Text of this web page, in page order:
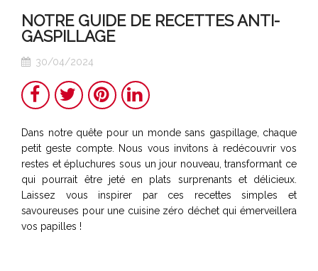
NOTRE GUIDE DE RECETTES ANTI-
GASPILLAGE
30/04/2024
Dans notre quête pour un monde sans gaspillage, chaque
petit geste compte. Nous vous invitons à redécouvrir vos
restes et épluchures sous un jour nouveau, transformant ce
qui pourrait être jeté en plats surprenants et délicieux.
Laissez vous inspirer par ces recettes simples et
savoureuses pour une cuisine zéro déchet qui émerveillera
vos papilles !